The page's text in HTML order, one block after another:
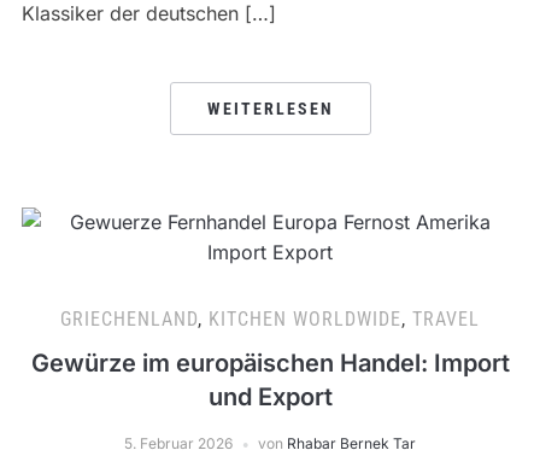
Klassiker der deutschen […]
WEITERLESEN
GRIECHENLAND, KITCHEN WORLDWIDE, TRAVEL
Gewürze im europäischen Handel: Import
und Export
5. Februar 2026 von Rhabar Bernek Tar